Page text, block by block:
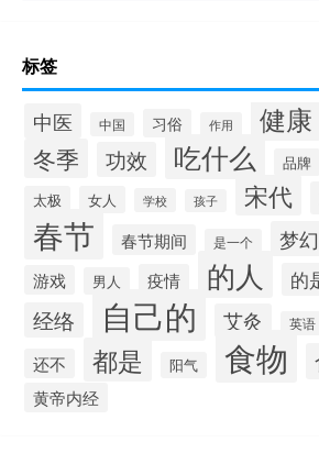
标签
中医 中国 习俗 作用 健康
冬季 功效 吃什么 品牌
太极 女人 学校 孩子 宋代
春节 春节期间 是一个 梦
游戏 男人 疫情 的人 的
经络 自己的 艾灸 英语
还不 都是 阳气 食物
黄帝内经